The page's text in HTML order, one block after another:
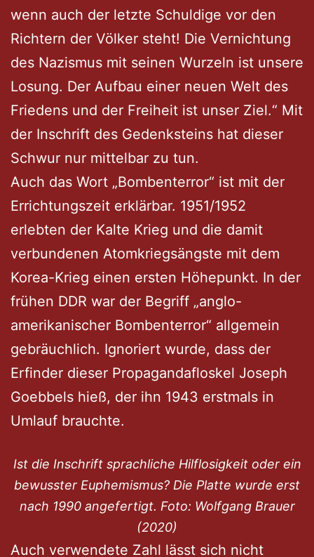
wenn auch der letzte Schuldige vor den
Richtern der Völker steht! Die Vernichtung
des Nazismus mit seinen Wurzeln ist unsere
Losung. Der Aufbau einer neuen Welt des
Friedens und der Freiheit ist unser Ziel.“ Mit
der Inschrift des Gedenksteins hat dieser
Schwur nur mittelbar zu tun.
Auch das Wort „Bombenterror“ ist mit der
Errichtungszeit erklärbar. 1951/1952
erlebten der Kalte Krieg und die damit
verbundenen Atomkriegsängste mit dem
Korea-Krieg einen ersten Höhepunkt. In der
frühen DDR war der Begriff „anglo-
amerikanischer Bombenterror“ allgemein
gebräuchlich. Ignoriert wurde, dass der
Erfinder dieser Propagandafloskel Joseph
Goebbels hieß, der ihn 1943 erstmals in
Umlauf brauchte.
Ist die Inschrift sprachliche Hilflosigkeit oder ein
bewusster Euphemismus? Die Platte wurde erst
nach 1990 angefertigt. Foto: Wolfgang Brauer
(2020)
Auch verwendete Zahl lässt sich nicht